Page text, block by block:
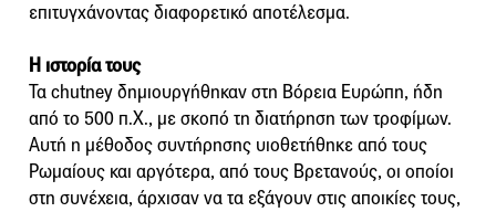
επιτυγχάνοντας διαφορετικό αποτέλεσμα.
Η ιστορία τους
Τα chutney δημιουργήθηκαν στη Βόρεια Ευρώπη, ήδη
από το 500 π.Χ., με σκοπό τη διατήρηση των τροφίμων.
Αυτή η μέθοδος συντήρησης υιοθετήθηκε από τους
Ρωμαίους και αργότερα, από τους Βρετανούς, οι οποίοι
στη συνέχεια, άρχισαν να τα εξάγουν στις αποικίες τους,